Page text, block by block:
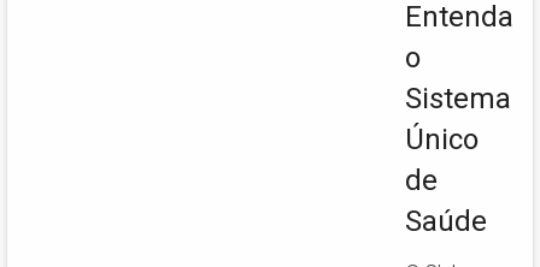
Entenda
o
Sistema
Único
de
Saúde